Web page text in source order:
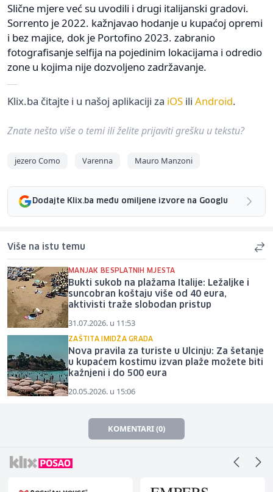
Slične mjere već su uvodili i drugi italijanski gradovi.
Sorrento je 2022. kažnjavao hodanje u kupaćoj opremi
i bez majice, dok je Portofino 2023. zabranio
fotografisanje selfija na pojedinim lokacijama i odredio
zone u kojima nije dozvoljeno zadržavanje.
Klix.ba čitajte i u našoj aplikaciji za iOS ili Android.
Znate nešto više o temi ili želite prijaviti grešku u tekstu?
jezero Como Varenna Mauro Manzoni
Dodajte Klix.ba među omiljene izvore na Googlu
Više na istu temu
MANJAK BESPLATNIH MJESTA
Bukti sukob na plažama Italije: Ležaljke i
suncobran koštaju više od 40 eura,
aktivisti traže slobodan pristup
31.07.2026. u 11:53
ZAŠTITA IMIDŽA GRADA
Nova pravila za turiste u Ulcinju: Za šetanje
u kupaćem kostimu izvan plaže možete biti
kažnjeni i do 500 eura
20.05.2026. u 15:06
KOMENTARI (0)